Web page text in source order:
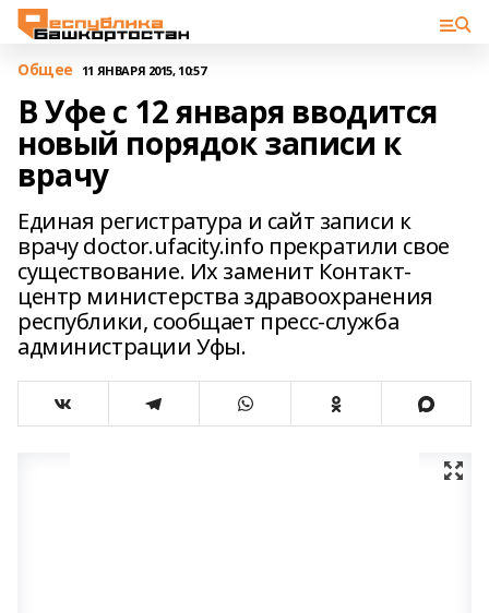
Общее 11 ЯНВАРЯ 2015, 10:57
В Уфе с 12 января вводится
новый порядок записи к
врачу
Единая регистратура и сайт записи к
врачу doctor.ufacity.info прекратили свое
существование. Их заменит Контакт-
центр министерства здравоохранения
республики, сообщает пресс-служба
администрации Уфы.